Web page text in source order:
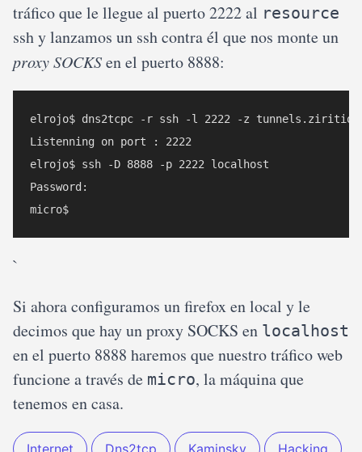
tráfico que le llegue al puerto 2222 al resource
ssh y lanzamos un ssh contra él que nos monte un
proxy SOCKSen el puerto 8888:
elrojo$ dns2tcpc -r ssh -l 2222 -z
Listenning on port : 2222
elrojo$ ssh -D 8888 -p 2222 localhost
Password:
`
Si ahora configuramos un firefox en local y le
decimos que hay un proxy SOCKS en localhost
en el puerto 8888 haremos que nuestro tráfico web
funcione a través de micro, la máquina que
tenemos en casa.
Internet Dns2tcp Kaminsky Hacking